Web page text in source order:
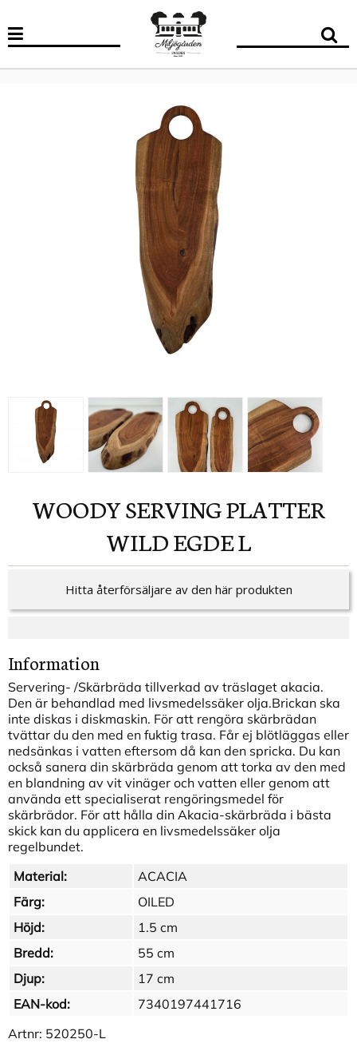
WOODY SERVING PLATTER
WILD EGDE L
Hitta återförsäljare av den här produkten
Information
Servering- /Skärbräda tillverkad av träslaget akacia.
Den är behandlad med livsmedelssäker olja.Brickan ska
inte diskas i diskmaskin. För att rengöra skärbrädan
tvättar du den med en fuktig trasa. Får ej blötläggas eller
nedsänkas i vatten eftersom då kan den spricka. Du kan
också sanera din skärbräda genom att torka av den med
en blandning av vit vinäger och vatten eller genom att
använda ett specialiserat rengöringsmedel för
skärbrädor. För att hålla din Akacia-skärbräda i bästa
skick kan du applicera en livsmedelssäker olja
regelbundet.
Material:
ACACIA
Färg:
OILED
Höjd:
1.5 cm
Bredd:
55 cm
Djup:
17 cm
EAN-kod:
7340197441716
Artnr: 520250-L